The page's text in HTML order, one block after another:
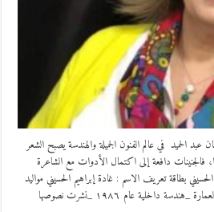
الحميد في عالم الفنون الجميلة والهندسة يصبح الشعر
دافعة إلى اكتمال الأدوات مع الشاعرة
بطاقة تعريف الاسم : غادة إبراهيم الحسيني مواليد
:بيروت ١٩٦٦ _كلية الفنون الجميلة والعمارة _هندسة داخلية عام ١٩٨٦ _نشرت نصوصها